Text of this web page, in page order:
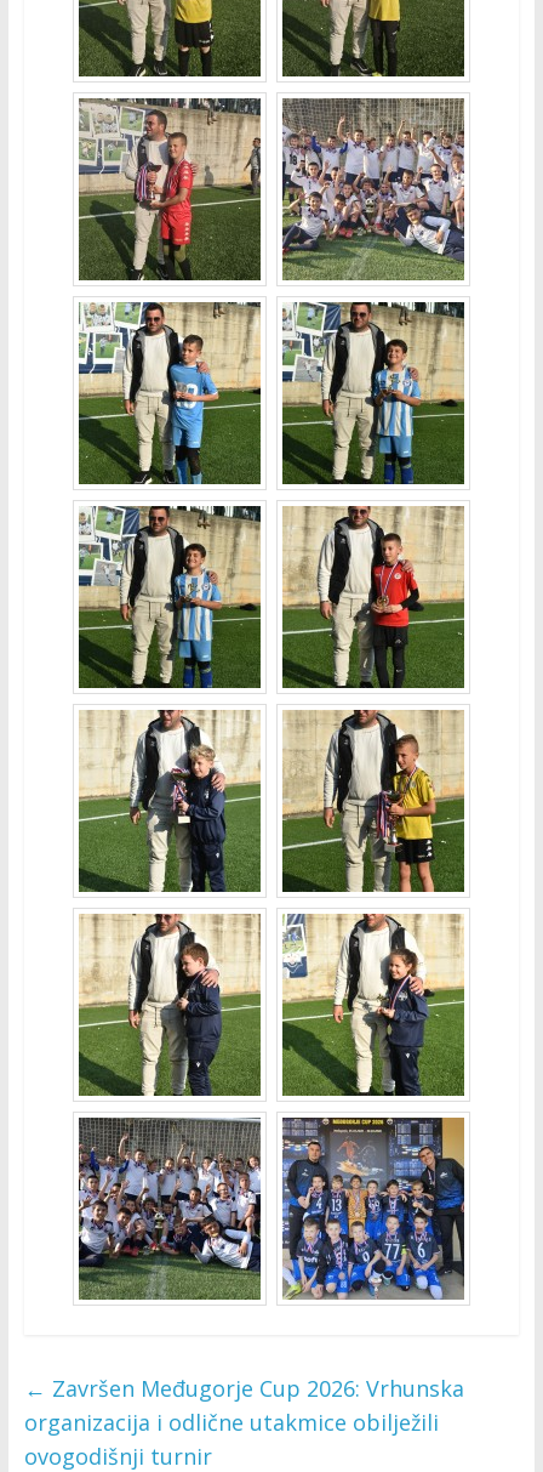
← Završen Međugorje Cup 2026: Vrhunska
organizacija i odlične utakmice obilježili
ovogodišnji turnir